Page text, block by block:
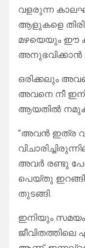
വളരുന്ന
ആളുകളെ
മഴയെയും ഈ
അനുഭവിക്കാൻ
ഒരിക്കലും
അവനെ നീ
ആയതിൽ
“അവൻ ഇത്ര
അവർ രണ്ടു
പെയ്തു
തുടങ്ങി.
ഇനിയും സമയം
ജീവിതത്തിലെ